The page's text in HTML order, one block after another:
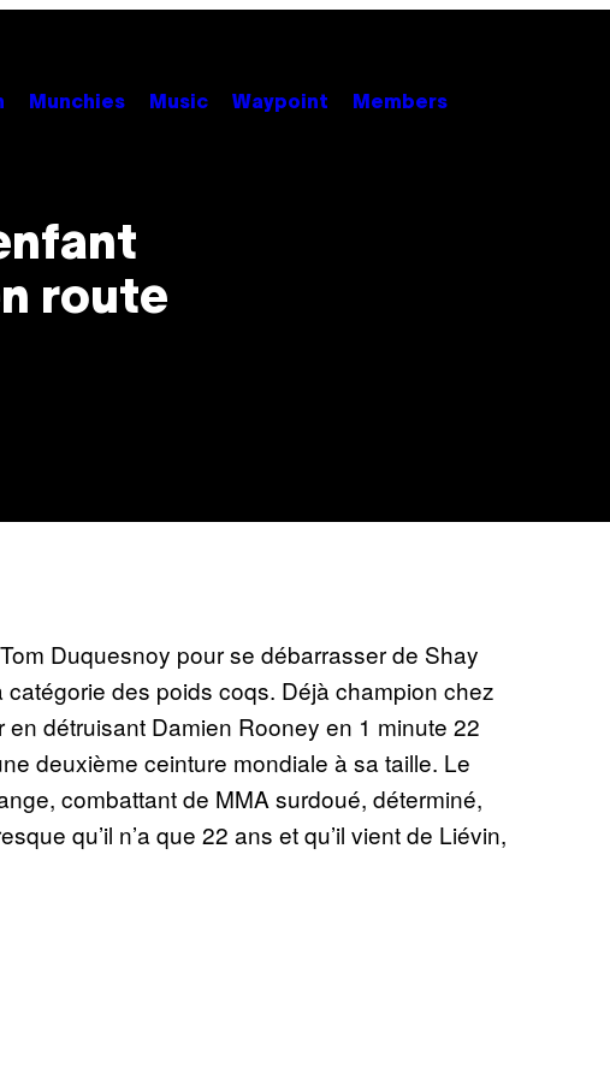
Munchies Music Waypoint Members
route
Duquesnoy pour se débarrasser de Shay
des poids coqs. Déjà champion chez
détruisant Damien Rooney en 1 minute 22
deuxième ceinture mondiale à sa taille. Le
combattant de MMA surdoué, déterminé,
qu’il n’a que 22 ans et qu’il vient de Liévin,